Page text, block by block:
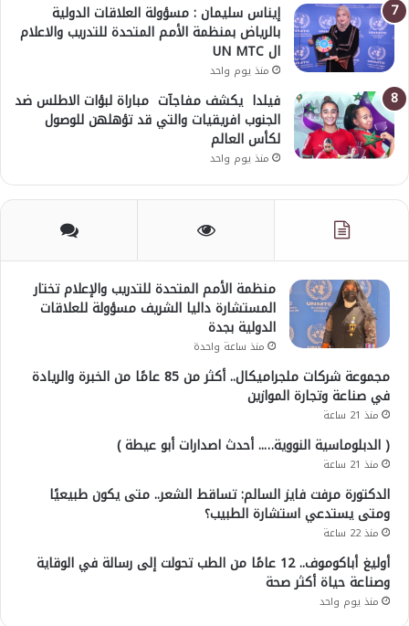
إيناس سليمان : مسؤولة العلاقات الدولية
بالرياض بمنظمة الأمم المتحدة للتدريب والاعلام
ال UN MTC
منذ يوم واحد
فيلدا يكشف مفاجآت مباراة لبؤات الاطلس ضد
الجنوب افريقيات والتي قد تؤهلهن للوصول
لكأس العالم
منذ يوم واحد
منظمة الأمم المتحدة للتدريب والإعلام تختار
المستشارة داليا الشريف مسؤولة للعلاقات
الدولية بجدة
منذ ساعة واحدة
مجموعة شركات ملجراميكال.. أكثر من 85 عامًا من الخبرة والريادة
في صناعة وتجارة الموازين
منذ 21 ساعة
( الدبلوماسية النووية….. أحدث اصدارات أبو عيطة )
منذ 21 ساعة
الدكتورة مرفت فايز السالم: تساقط الشعر.. متى يكون طبيعيًا
ومتى يستدعي استشارة الطبيب؟
منذ 22 ساعة
أوليغ أباكوموف.. 12 عامًا من الطب تحولت إلى رسالة في الوقاية
وصناعة حياة أكثر صحة
منذ يوم واحد